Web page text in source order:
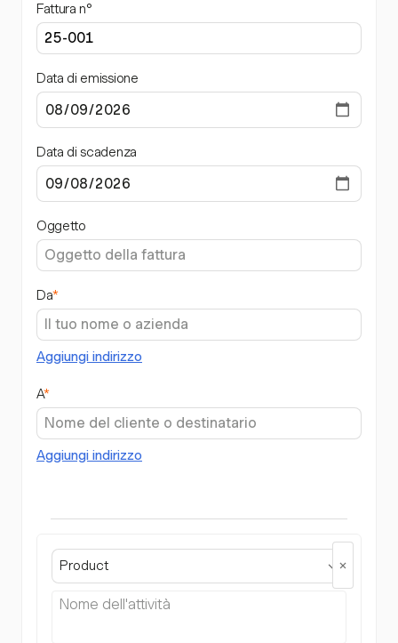
Fattura n°
Data di emissione
Data di scadenza
Oggetto
Da*
Aggiungi indirizzo
A*
Aggiungi indirizzo
Product